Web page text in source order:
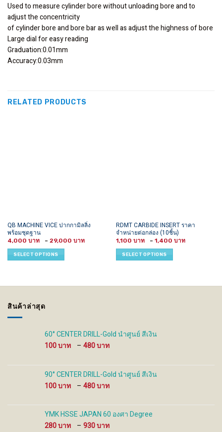
Used to measure cylinder bore without unloading bore and to
adjust the concentricity
of cylinder bore and bore bar as well as adjust the highness of bore
Large dial for easy reading
Graduation:0.01mm
Accuracy:0.03mm
RELATED PRODUCTS
QB MACHINE VICE ปากกามิลลิ่ง
พร้อมชุดฐาน
4,000 – 29,000
SELECT OPTIONS
This
product
has
multiple
variants.
chosen
on
RDMT CARBIDE INSERT ราคา
จำหน่ายต่อกล่อง (10ชิ้น)
1,100 – 1,400
SELECT OPTIONS
This
product
has
multiple
variants.
product
สินค้าล่าสุด
60° CENTER DRILL-Gold นำศูนย์ สีเงิน
100
– 480
100 ฿
through
480 ฿
90° CENTER DRILL-Gold นำศูนย์ สีเงิน
100
– 480
100 ฿
through
YMK HSSE JAPAN 60 องศา Degree
280
– 930